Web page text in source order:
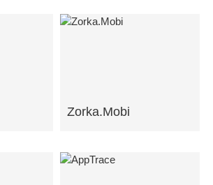
Zorka.Mobi